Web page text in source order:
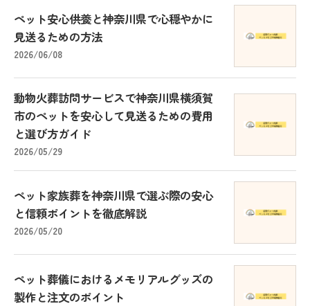
ペット安心供養と神奈川県で心穏やかに
見送るための方法
2026/06/08
動物火葬訪問サービスで神奈川県横須賀
市のペットを安心して見送るための費用
と選び方ガイド
2026/05/29
ペット家族葬を神奈川県で選ぶ際の安心
と信頼ポイントを徹底解説
2026/05/20
ペット葬儀におけるメモリアルグッズの
製作と注文のポイント